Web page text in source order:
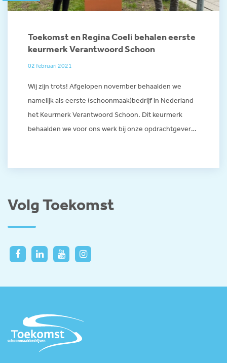
Toekomst en Regina Coeli behalen eerste
keurmerk Verantwoord Schoon
02 februari 2021
Wij zijn trots! Afgelopen november behaalden we
namelijk als eerste (schoonmaak)bedrijf in Nederland
het Keurmerk Verantwoord Schoon. Dit keurmerk
behaalden we voor ons werk bij onze opdrachtgever
Volg Toekomst